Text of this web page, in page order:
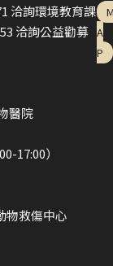
洽詢環境教育課
洽詢公益勸募
醫院
17:00）
物救傷中心
A
P